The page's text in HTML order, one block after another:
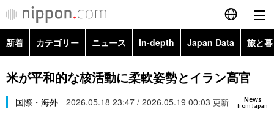
English
简体字
繁體字
新着 カテゴリー ニュース In-depth Japan Data 旅と
政治・外交
経済・ビジネス
Topics
Images
米が平和的な核活動に柔軟姿勢とイラン高官
News
from Japan
国際・海外 2026.05.18 23:47 / 2026.05.19 00:03 更新